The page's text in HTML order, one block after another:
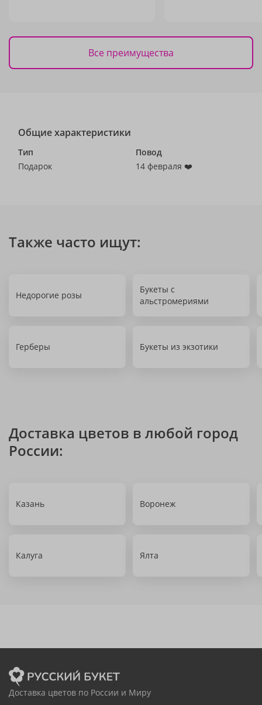
Все преимущества
Общие характеристики
Тип
Подарок
Повод
14 февраля ❤️
Также часто ищут:
Недорогие розы
Букеты с
альстромериями
Герберы Букеты из экзотики
Доставка цветов в любой город
России:
Казань Воронеж
Калуга Ялта
Доставка цветов по России и Миру